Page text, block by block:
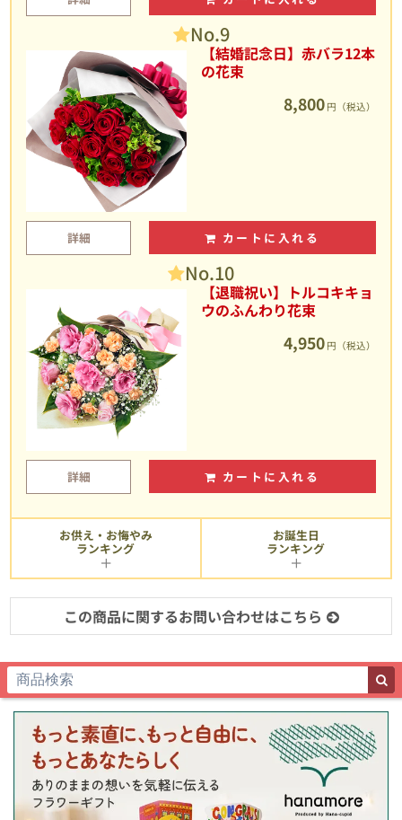
No.9
【結婚記念日】赤バラ12本
の花束
8,800 円（税込）
詳細 カートに入れる
No.10
【退職祝い】トルコキキョ
ウのふんわり花束
4,950 円（税込）
詳細 カートに入れる
お供え・お悔やみ
ランキング
お誕生日
ランキング
この商品に関するお問い合わせはこちら